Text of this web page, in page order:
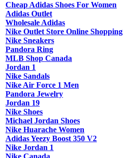
Cheap Adidas Shoes For Women
Adidas Outlet
Wholesale Adidas
Nike Outlet Store Online Shopping
Nike Sneakers
Pandora Ring
MLB Shop Canada
Jordan 1
Nike Sandals
Nike Air Force 1 Men
Pandora Jewelry
Jordan 19
Nike Shoes
Michael Jordan Shoes
Nike Huarache Women
Adidas Yeezy Boost 350 V2
Nike Jordan 1
Nike Canada